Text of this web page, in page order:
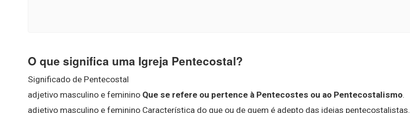
O que significa uma Igreja Pentecostal?
Significado de Pentecostal
adjetivo masculino e feminino Que se refere ou pertence à Pentecostes ou ao Pentecostalismo.
adjetivo masculino e feminino Característica do que ou de quem é adepto das ideias pentecostalistas.